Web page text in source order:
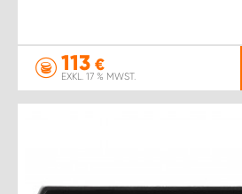
113 €
EXKL. 17 % MWST.